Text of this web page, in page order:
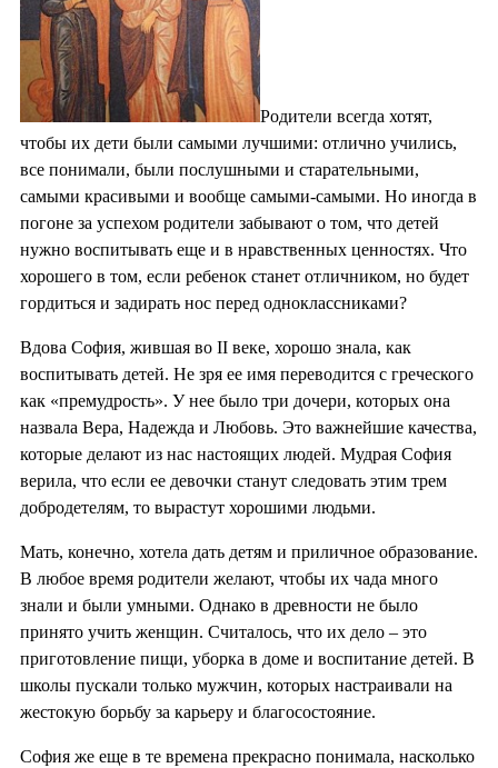
Родители всегда хотят,
чтобы их дети были самыми лучшими: отлично учились,
все понимали, были послушными и старательными,
самыми красивыми и вообще самыми-самыми. Но иногда в
погоне за успехом родители забывают о том, что детей
нужно воспитывать еще и в нравственных ценностях. Что
хорошего в том, если ребенок станет отличником, но будет
гордиться и задирать нос перед одноклассниками?
Вдова София, жившая во II веке, хорошо знала, как
воспитывать детей. Не зря ее имя переводится с греческого
как «премудрость». У нее было три дочери, которых она
назвала Вера, Надежда и Любовь. Это важнейшие качества,
которые делают из нас настоящих людей. Мудрая София
верила, что если ее девочки станут следовать этим трем
добродетелям, то вырастут хорошими людьми.
Мать, конечно, хотела дать детям и приличное образование.
В любое время родители желают, чтобы их чада много
знали и были умными. Однако в древности не было
принято учить женщин. Считалось, что их дело – это
приготовление пищи, уборка в доме и воспитание детей. В
школы пускали только мужчин, которых настраивали на
жестокую борьбу за карьеру и благосостояние.
София же еще в те времена прекрасно понимала, насколько